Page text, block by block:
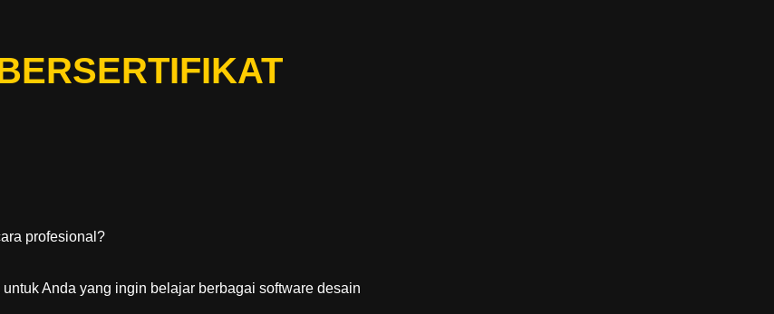
profesional?
Anda yang ingin belajar berbagai software desain